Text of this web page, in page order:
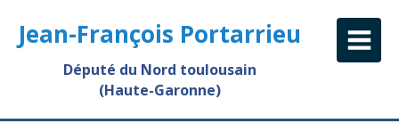
Jean-François Portarrieu
Député du Nord toulousain
(Haute-Garonne)